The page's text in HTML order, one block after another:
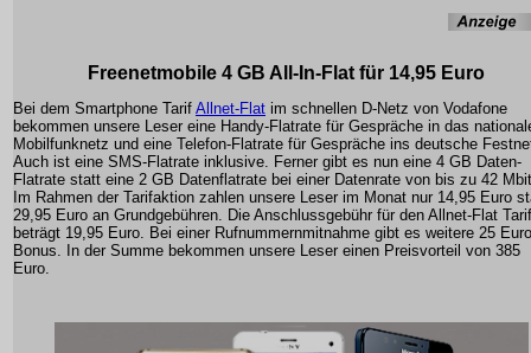
Freenetmobile 4 GB All-In-Flat für 14,95 Euro
Bei dem Smartphone Tarif Allnet-Flat im schnellen D-Netz von Vodafone
bekommen unsere Leser eine Handy-Flatrate für Gespräche in das
Mobilfunknetz und eine Telefon-Flatrate für Gespräche ins deutsche
Auch ist eine SMS-Flatrate inklusive. Ferner gibt es nun eine 4 GB Daten-
Flatrate statt eine 2 GB Datenflatrate bei einer Datenrate von bis zu 42
Im Rahmen der Tarifaktion zahlen unsere Leser im Monat nur 14,95 Euro
29,95 Euro an Grundgebühren. Die Anschlussgebühr für den Allnet-Flat Tarif
beträgt 19,95 Euro. Bei einer Rufnummernmitnahme gibt es weitere 25 Euro
Bonus. In der Summe bekommen unsere Leser einen Preisvorteil von 385
Euro.